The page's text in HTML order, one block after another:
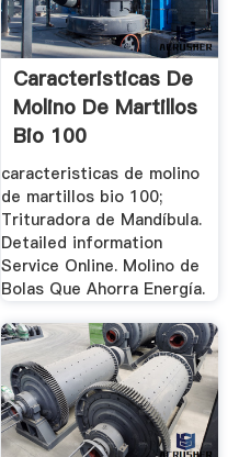
Caracteristicas De
Molino De Martillos
Bio 100
caracteristicas de molino
de martillos bio 100;
Trituradora de Mandíbula.
Detailed information
Service Online. Molino de
Bolas Que Ahorra Energía.